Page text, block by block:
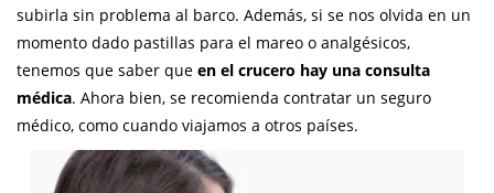
subirla sin problema al barco. Además, si se nos olvida en un
momento dado pastillas para el mareo o analgésicos,
tenemos que saber que en el crucero hay una consulta
médica. Ahora bien, se recomienda contratar un seguro
médico, como cuando viajamos a otros países.